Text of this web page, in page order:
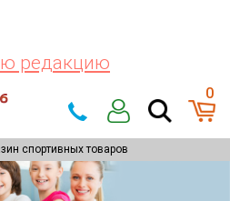
редакцию
0
спортивных товаров